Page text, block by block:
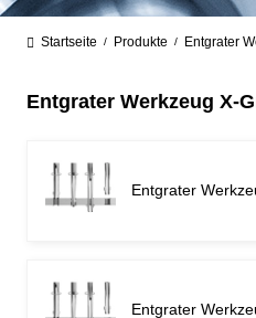
Startseite / Produkte / Entgrater
Entgrater Werkzeug X-
Entgrater
Entgrater